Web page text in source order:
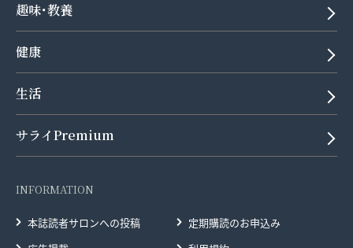
趣味･教養
健康
生活
サライPremium
INFORMATION
本誌読者サロンへの投稿
定期購読のお申込み